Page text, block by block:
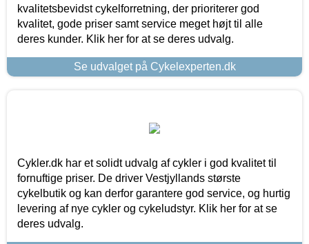
kvalitetsbevidst cykelforretning, der prioriterer god
kvalitet, gode priser samt service meget højt til alle
deres kunder. Klik her for at se deres udvalg.
Se udvalget på Cykelexperten.dk
Cykler.dk har et solidt udvalg af cykler i god kvalitet til
fornuftige priser. De driver Vestjyllands største
cykelbutik og kan derfor garantere god service, og hurtig
levering af nye cykler og cykeludstyr. Klik her for at se
deres udvalg.